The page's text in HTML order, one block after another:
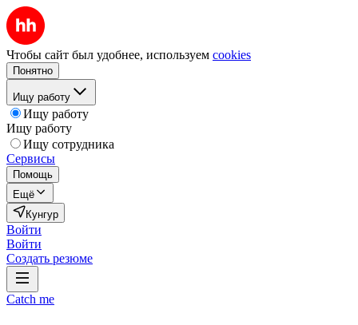
Чтобы сайт был удобнее, используем cookies
Понятно
Ищу работу
Ищу работу
Ищу работу
Ищу сотрудника
Сервисы
Помощь
Ещё
Кунгур
Войти
Войти
Создать резюме
Catch me